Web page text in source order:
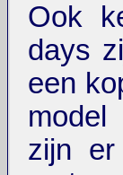
Ook
days
een
zijn er